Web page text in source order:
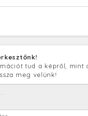
tud a képről, mint
meg velünk!